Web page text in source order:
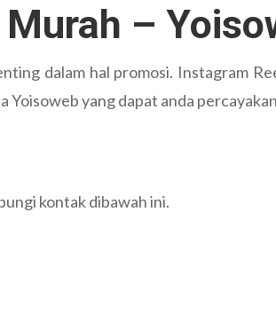
–
dalam hal promosi. Instagram
Yoisoweb yang dapat anda
kontak dibawah ini.